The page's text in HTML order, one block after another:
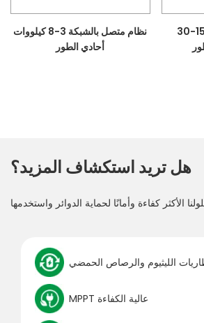
نظام متصل بالشبكة 3-8 كيلووات
أحادي الطور
نظام متصل بالشبكة 15-30
هل تريد استكشاف المزيد؟
الليثيوم والرصاص الحمضي
MPPT عالية الكفاءة